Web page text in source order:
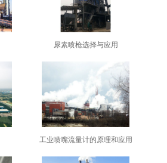
尿素喷枪选择与应用
工业喷嘴流量计的原理和应用